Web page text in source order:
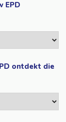
EPD
ontdekt die